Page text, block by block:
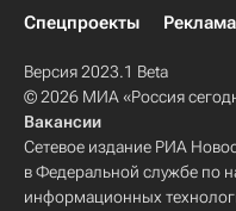
Спецпроекты
Реклама
Версия 2023.1 Beta
© 2026 МИА «Россия
Вакансии
Сетевое издание РИА
в Федеральной службе по
информационных